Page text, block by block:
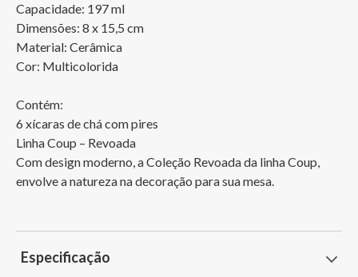
Capacidade: 197 ml
Dimensões: 8 x 15,5 cm
Material: Cerâmica
Cor: Multicolorida
Contém:
6 xícaras de chá com pires
Linha Coup – Revoada
Com design moderno, a Coleção Revoada da linha Coup,
envolve a natureza na decoração para sua mesa.
Especificação